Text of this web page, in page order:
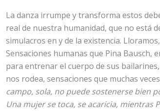
La danza irrumpe y transforma estos
real de nuestra humanidad, que no está
simulacros en y de la existencia.
Sensaciones humanas que Pina Bausch,
para entrenar el cuerpo de sus
nos rodea, sensaciones que muchas
campo, sola, no puede sostenerse bien
Una mujer se toca, se acaricia, mientras